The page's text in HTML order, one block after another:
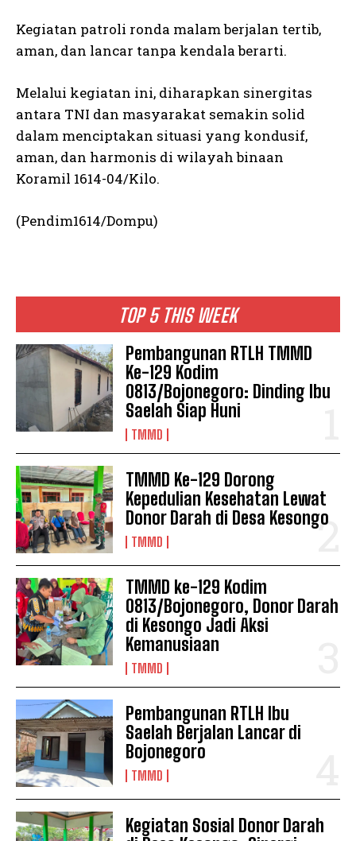
TOP 5 THIS WEEK
Pembangunan RTLH TMMD
Ke-129 Kodim
0813/Bojonegoro: Dinding Ibu
Saelah Siap Huni
TMMD
TMMD Ke-129 Dorong
Kepedulian Kesehatan Lewat
Donor Darah di Desa Kesongo
TMMD
TMMD ke-129 Kodim
0813/Bojonegoro, Donor Darah
di Kesongo Jadi Aksi
Kemanusiaan
TMMD
Pembangunan RTLH Ibu
Saelah Berjalan Lancar di
Bojonegoro
TMMD
Kegiatan Sosial Donor Darah
Kegiatan patroli ronda malam berjalan tertib,
aman, dan lancar tanpa kendala berarti.
Melalui kegiatan ini, diharapkan sinergitas
antara TNI dan masyarakat semakin solid
dalam menciptakan situasi yang kondusif,
aman, dan harmonis di wilayah binaan
Koramil 1614-04/Kilo.
(Pendim1614/Dompu)